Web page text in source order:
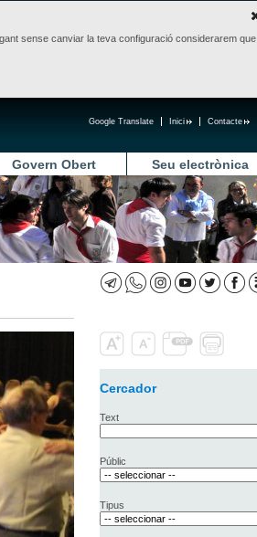
sense canviar la teva configuració considerarem que
Contacte
Inici
Google Translate
Govern Obert Seu electrònica
Cercador
Text
Públic
Tipus